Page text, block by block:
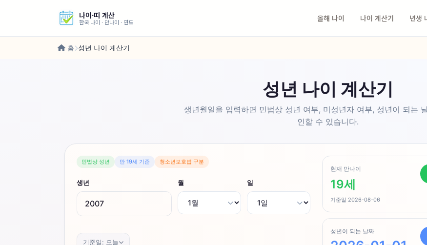
나이·띠 계산
한국 나이 · 만나이 · 연도 올해 나이 나이 계산기 년생
홈 성년 나이 계산기
성년 나이 계산기
생년월일을 입력하면 민법상 성년 여부, 미성년자 여부, 성년이 되는
인할 수 있습니다.
민법상 성년 만 19세 기준 청소년보호법 구분
생년 월 일
기준일: 오늘
현재 만나이
19세
기준일 2026-08-06
성년이 되는 날짜